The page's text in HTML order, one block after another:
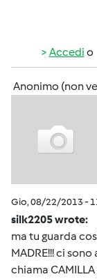
Accedi o
Anonimo (non
Gio, 08/22/2013 -
silk2205 wrote:
ma tu guarda
MADRE!!! ci
chiama